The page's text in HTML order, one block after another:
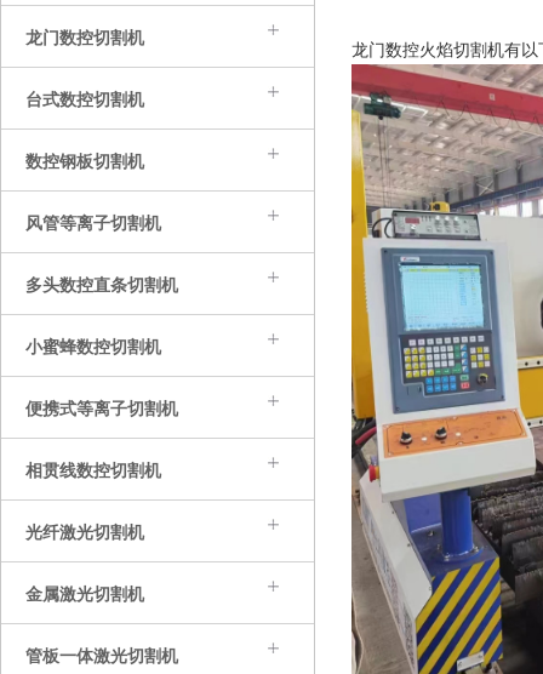
龙门数控切割机
台式数控切割机
数控钢板切割机
风管等离子切割机
多头数控直条切割机
小蜜蜂数控切割机
便携式等离子切割机
相贯线数控切割机
光纤激光切割机
金属激光切割机
管板一体激光切割机
龙门数控火焰切割机有